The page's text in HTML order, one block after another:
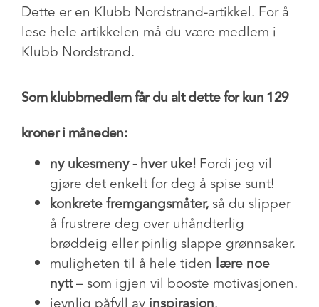
Dette er en Klubb Nordstrand-artikkel. For å
lese hele artikkelen må du være medlem i
Klubb Nordstrand.
Som klubbmedlem får du alt dette for kun 129
kroner i måneden:
ny ukesmeny - hver uke! Fordi jeg vil
gjøre det enkelt for deg å spise sunt!
konkrete fremgangsmåter, så du slipper
å frustrere deg over uhåndterlig
brøddeig eller pinlig slappe grønnsaker.
muligheten til å hele tiden lære noe
nytt– som igjen vil booste motivasjonen.